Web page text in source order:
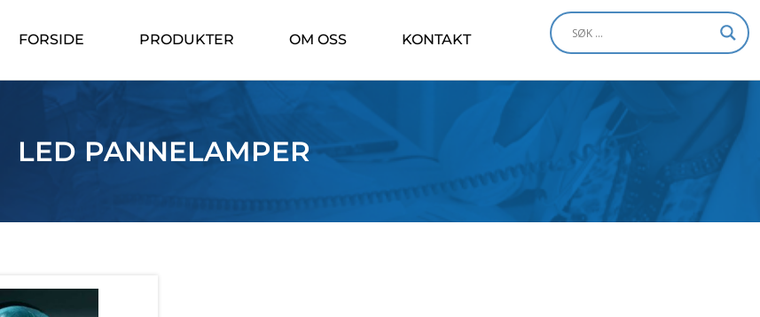
FORSIDE PRODUKTER OM OSS KONTAKT
LED PANNELAMPER